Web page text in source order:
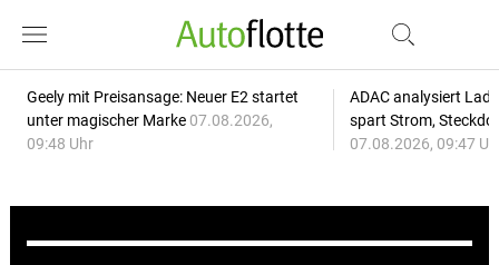
Geely mit Preisansage: Neuer E2 startet
unter magischer Marke 07.08.2026,
09:48 Uhr
ADAC analysiert
spart Strom,
07.08.2026, 09:47